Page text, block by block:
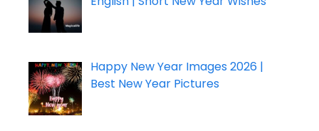
Happy New Year Images 2026 |
Best New Year Pictures